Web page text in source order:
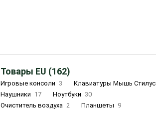
Товары EU (162)
Игровые консоли 3 Клавиатуры Мышь Стилус
Наушники 17 Ноутбуки 30
Очиститель воздуха 2 Планшеты 9